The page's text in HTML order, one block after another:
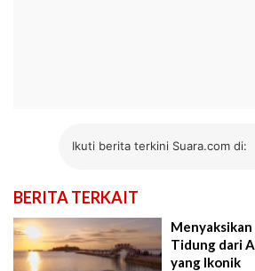
Ikuti berita terkini Suara.com di:
BERITA TERKAIT
Menyaksikan
Tidung dari
yang Ikonik